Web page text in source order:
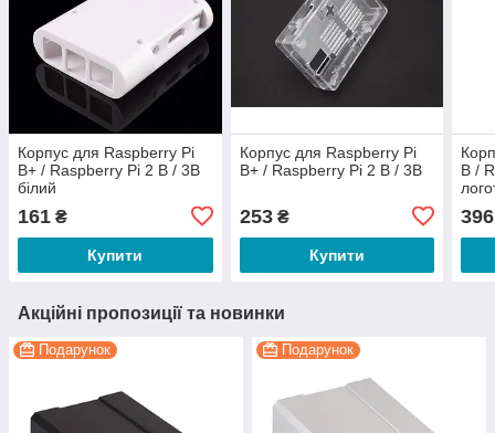
Корпус для Raspberry Pi
B+ / Raspberry Pi 2 B / 3B
білий
161 ₴
Купити
Корпус для Raspberry Pi
B+ / Raspberry Pi 2 B / 3B
253₴
Купити
B /
396
Акційні пропозиції та новинки
Подарунок Подарунок